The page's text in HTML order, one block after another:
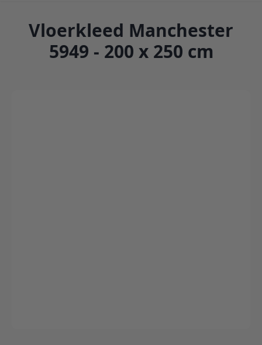
Vloerkleed Manchester
5949 - 200 x 250 cm